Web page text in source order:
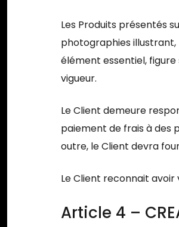
Les Produits présentés
photographies illustrant,
élément essentiel,
vigueur.
Le Client demeure
paiement de frais à des
outre, le Client devra
Le Client reconnait
Article 4 –